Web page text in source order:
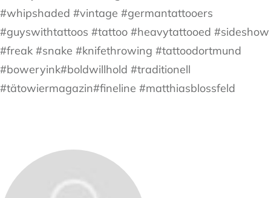
#whipshaded #vintage #germantattooers
#guyswithtattoos #tattoo #heavytattooed #sideshow
#freak #snake #knifethrowing #tattoodortmund
#boweryink#boldwillhold #traditionell
#tätowiermagazin#fineline #matthiasblossfeld